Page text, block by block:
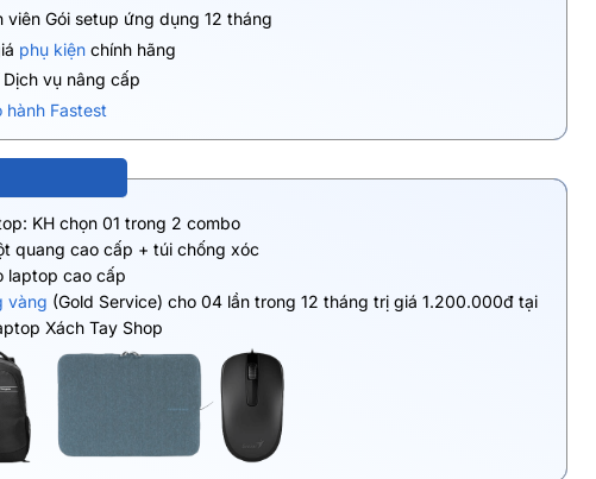
viên Gói setup ứng dụng 12 tháng
phụ kiện chính hãng
vụ nâng cấp
hành Fastest
KH chọn 01 trong 2 combo
quang cao cấp + túi chống xóc
laptop cao cấp
vàng (Gold Service) cho 04 lần trong 12 tháng trị giá 1.200.000đ tại
Xách Tay Shop